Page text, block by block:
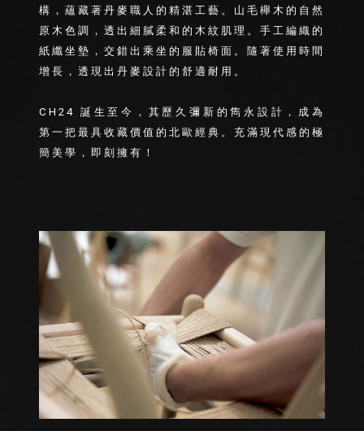
構，蘊藏著丹麥職人的精湛工藝。山毛櫸木的自然
原木色調，透出細膩柔和的木紋肌理。手工編織的
紙纖坐墊，交錯出乘坐的服貼椅面。隨著使用時間
增長，透現出丹麥設計的舒適耐用。
CH24 誕生至今，其歷久彌新的雋永設計，成為
第一把最具收藏價值的北歐經典。充滿現代感的極
簡美學，即刻擁有！